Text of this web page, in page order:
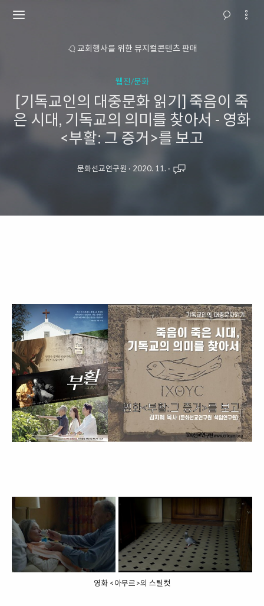
교회행사를 위한 뮤지컬콘텐츠 판매
웹진/문화
[기독교인의 대중문화 읽기] 죽음이 죽
은 시대, 기독교의 의미를 찾아서 - 영화
<부활: 그 증거>를 보고
문화선교연구원 · 2020. 11. ·
영화 <아무르>의 스틸컷